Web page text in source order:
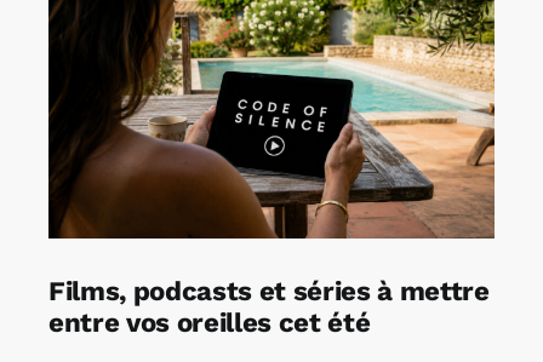
Films, podcasts et séries à mettre
entre vos oreilles cet été